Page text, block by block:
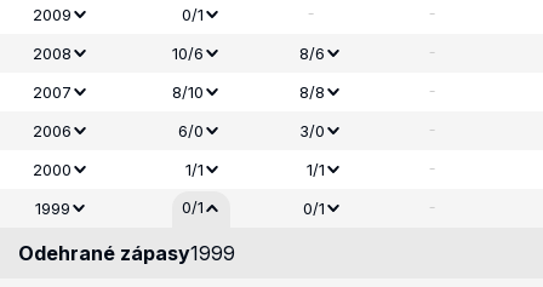
2009 0/1 - -
2008 10/6 8/6 -
2007 8/10 8/8 -
2006 6/0 3/0 -
2000 1/1 1/1 -
1999 0/1 0/1 -
Odehrané zápasy1999